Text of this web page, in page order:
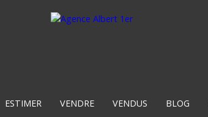
ESTIMER VENDRE VENDUS BLOG